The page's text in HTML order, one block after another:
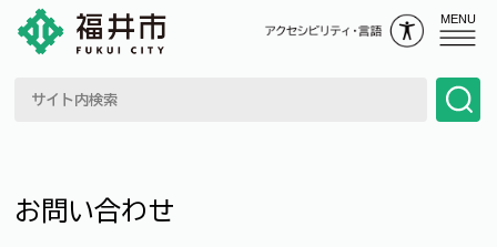
MENU
お問い合わせ